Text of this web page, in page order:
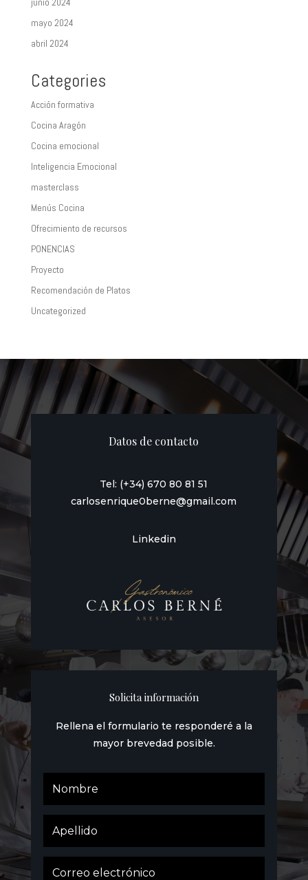
mayo 2024
abril 2024
Categories
Acción formativa
Cocina Aragón
Cocina emocional
Inteligencia Emocional
masterclass
Menús Cocina
Ofrecimiento de recursos
PONENCIAS
Proyecto
Recomendación de Platos
Uncategorized
Datos de contacto
Tel: (+34) 670 80 81 51
carlosenrique0berne@gmail.com
Linkedin
Solicita información
Rellena el formulario te responderé a la
mayor brevedad posible.